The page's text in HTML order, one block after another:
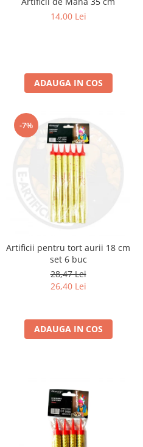
14,00 Lei
ADAUGA IN COS
-7%
Artificii pentru tort aurii 18 cm
set 6 buc
28,47 Lei
26,40 Lei
ADAUGA IN COS